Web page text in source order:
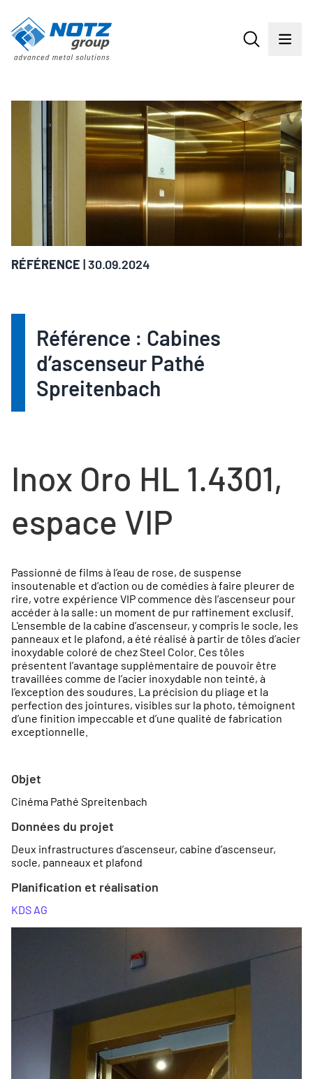
RÉFÉRENCE | 30.09.2024
Référence : Cabines
d’ascenseur Pathé
Spreitenbach
Inox Oro HL 1.4301,
espace VIP
Passionné de films à l’eau de rose, de suspense
insoutenable et d’action ou de comédies à faire pleurer de
rire, votre expérience VIP commence dès l’ascenseur pour
accéder à la salle: un moment de pur raffinement exclusif.
L'ensemble de la cabine d’ascenseur, y compris le socle, les
panneaux et le plafond, a été réalisé à partir de tôles d’acier
inoxydable coloré de chez Steel Color. Ces tôles
présentent l’avantage supplémentaire de pouvoir être
travaillées comme de l’acier inoxydable non teinté, à
l’exception des soudures. La précision du pliage et la
perfection des jointures, visibles sur la photo, témoignent
d’une finition impeccable et d’une qualité de fabrication
exceptionnelle.
Objet
Cinéma Pathé Spreitenbach
Données du projet
Deux infrastructures d’ascenseur, cabine d’ascenseur,
socle, panneaux et plafond
Planification et réalisation
KDS AG